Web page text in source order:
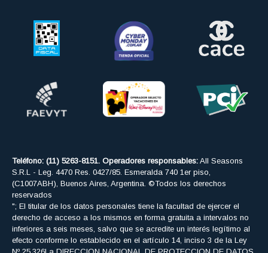
Teléfono: (11) 5263-8151. Operadores responsables: All Seasons
S.R.L - Leg. 4470 Res. 0427/85. Esmeralda 740 1er piso,
(C1007ABH), Buenos Aires, Argentina. ©Todos los derechos
reservados
"; El titular de los datos personales tiene la facultad de ejercer el
derecho de acceso a los mismos en forma gratuita a intervalos no
inferiores a seis meses, salvo que se acredite un interés legítimo al
efecto conforme lo establecido en el artículo 14, inciso 3 de la Ley